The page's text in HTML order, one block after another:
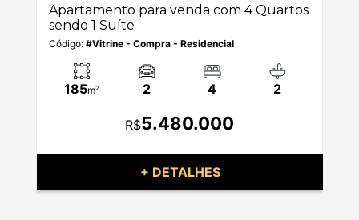
Apartamento para venda com 4 Quartos
sendo 1 Suíte
Código: #Vitrine - Compra - Residencial
185m2 2 4 2
R$5.480.000
+ DETALHES